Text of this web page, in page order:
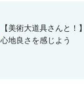
【美術大道具さんと
心地良さを感じよう